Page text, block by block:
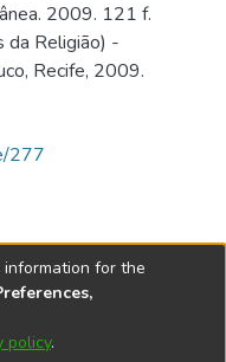
2009. 121 f.
da Religião) -
Recife, 2009.
277
2026
for the
policy.